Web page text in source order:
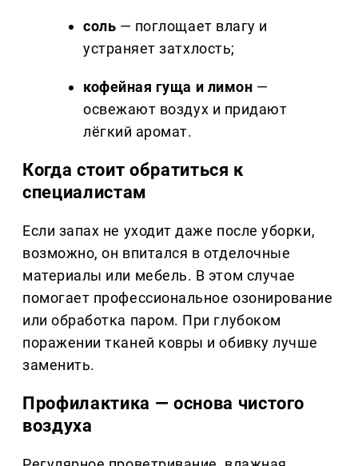
соль — поглощает влагу и
устраняет затхлость;
кофейная гуща и лимон —
освежают воздух и придают
лёгкий аромат.
Когда стоит обратиться к
специалистам
Если запах не уходит даже после уборки,
возможно, он впитался в отделочные
материалы или мебель. В этом случае
помогает профессиональное озонирование
или обработка паром. При глубоком
поражении тканей ковры и обивку лучше
заменить.
Профилактика — основа чистого
воздуха